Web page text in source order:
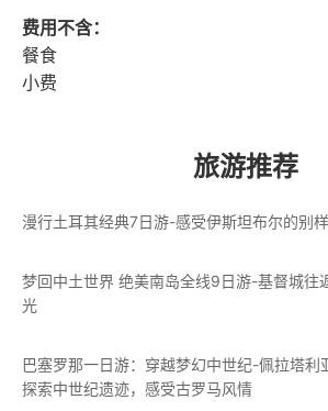
费用不含：
餐食
小费
旅游推荐
漫行土耳其经典7日游-感受伊斯坦布尔的别
梦回中土世界 绝美南岛全线9日游-基督城往
光
巴塞罗那一日游：穿越梦幻中世纪-佩拉塔利
探索中世纪遗迹，感受古罗马风情